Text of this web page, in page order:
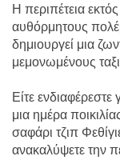
Η περιπέτεια
αυθόρμητους
δημιουργεί μια
μεμονωμένους
Είτε ενδιαφέρεστε
μια ημέρα
σαφάρι τζιπ
ανακαλύψετε την